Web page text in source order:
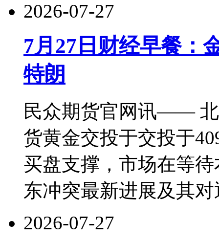
2026-07-27
7月27日财经早餐：
特朗
民众期货官网讯—— 北
货黄金交投于交投于
买盘支撑，市场在等
东冲突最新进展及其
2026-07-27